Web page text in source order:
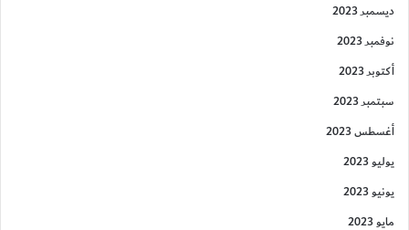
ديسمبر 2023
نوفمبر 2023
أكتوبر 2023
سبتمبر 2023
أغسطس 2023
يوليو 2023
يونيو 2023
مايو 2023